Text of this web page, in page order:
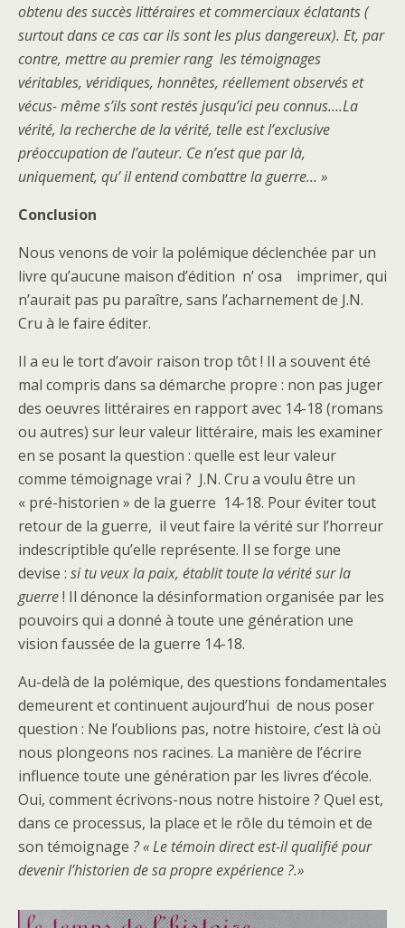
obtenu des succès littéraires et commerciaux éclatants (
surtout dans ce cas car ils sont les plus dangereux). Et, par
contre, mettre au premier rang les témoignages
véritables, véridiques, honnêtes, réellement observés et
vécus- même s’ils sont restés jusqu’ici peu connus….La
vérité, la recherche de la vérité, telle est l’exclusive
préoccupation de l’auteur. Ce n’est que par là,
uniquement, qu’ il entend combattre la guerre… »
Conclusion
Nous venons de voir la polémique déclenchée par un
livre qu’aucune maison d’édition n’ osa imprimer, qui
n’aurait pas pu paraître, sans l’acharnement de J.N.
Cru à le faire éditer.
Il a eu le tort d’avoir raison trop tôt ! Il a souvent été
mal compris dans sa démarche propre : non pas juger
des oeuvres littéraires en rapport avec 14-18 (romans
ou autres) sur leur valeur littéraire, mais les examiner
en se posant la question : quelle est leur valeur
comme témoignage vrai ? J.N. Cru a voulu être un
« pré-historien » de la guerre 14-18. Pour éviter tout
retour de la guerre, il veut faire la vérité sur l’horreur
indescriptible qu’elle représente. Il se forge une
devise : si tu veux la paix, établit toute la vérité sur la
guerre! Il dénonce la désinformation organisée par les
pouvoirs qui a donné à toute une génération une
vision faussée de la guerre 14-18.
Au-delà de la polémique, des questions fondamentales
demeurent et continuent aujourd’hui de nous poser
question : Ne l’oublions pas, notre histoire, c’est là où
nous plongeons nos racines. La manière de l’écrire
influence toute une génération par les livres d’école.
Oui, comment écrivons-nous notre histoire ? Quel est,
dans ce processus, la place et le rôle du témoin et de
son témoignage ? « Le témoin direct est-il qualifié pour
devenir l’historien de sa propre expérience ?.»